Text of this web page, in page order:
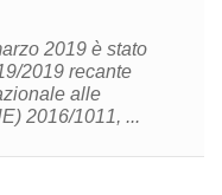
2019 è stato
2019 recante
alle
2016/1011, ...